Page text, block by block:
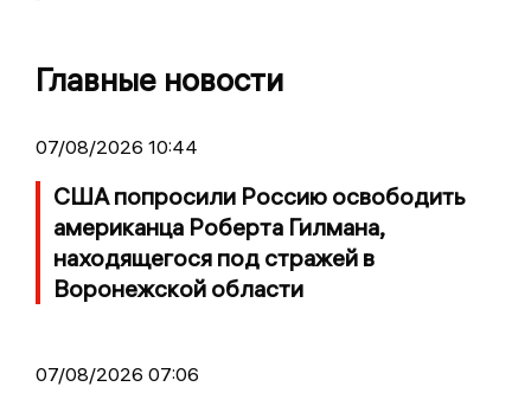
Главные новости
07/08/2026 10:44
США попросили Россию освободить
американца Роберта Гилмана,
находящегося под стражей в
Воронежской области
07/08/2026 07:06